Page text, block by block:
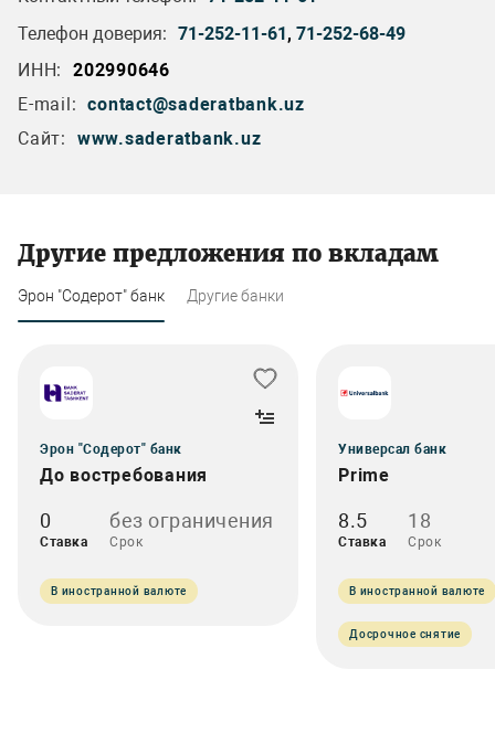
Телефон доверия: 71-252-11-61, 71-252-68-49
ИНН:
202990646
E-mail: contact@saderatbank.uz
Сайт:
www.saderatbank.uz
Другие предложения по вкладам
Эрон "Содерот" банк Другие банки
Эрон "Содерот" банк
До востребования
0
Ставка
без ограничения
Срок
В иностранной валюте
Универсал банк
Prime
8.5
Ставка
18
Срок
В иностранной валюте
Досрочное снятие